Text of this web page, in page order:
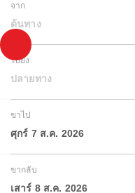
จาก
ต้นทาง
ไปยัง
ปลายทาง
ขาไป
ศุกร์ 7 ส.ค. 2026
ขากลับ
เสาร์ 8 ส.ค. 2026